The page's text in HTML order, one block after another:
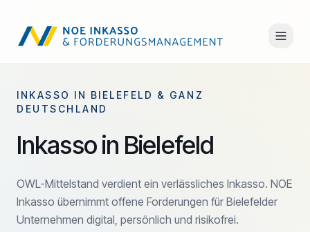
INKASSO IN BIELEFELD & GANZ
DEUTSCHLAND
Inkasso in Bielefeld
OWL-Mittelstand verdient ein verlässliches Inkasso. NOE
Inkasso übernimmt offene Forderungen für Bielefelder
Unternehmen digital, persönlich und risikofrei.